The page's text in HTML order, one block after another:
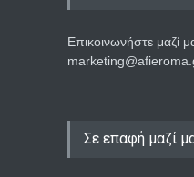
Επικοινωνήστε μαζί
Σε επαφή μαζί